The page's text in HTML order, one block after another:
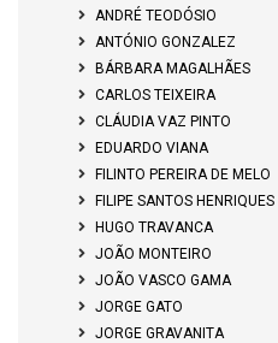
ANDRÉ TEODÓSIO
ANTÓNIO GONZALEZ
BÁRBARA MAGALHÃES
CARLOS TEIXEIRA
CLÁUDIA VAZ PINTO
EDUARDO VIANA
FILINTO PEREIRA DE MELO
FILIPE SANTOS HENRIQUES
HUGO TRAVANCA
JOÃO MONTEIRO
JOÃO VASCO GAMA
JORGE GATO
JORGE GRAVANITA